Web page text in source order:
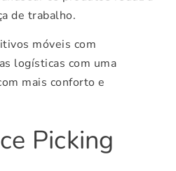
de trabalho.
móveis com
logísticas com uma
mais conforto e
Picking